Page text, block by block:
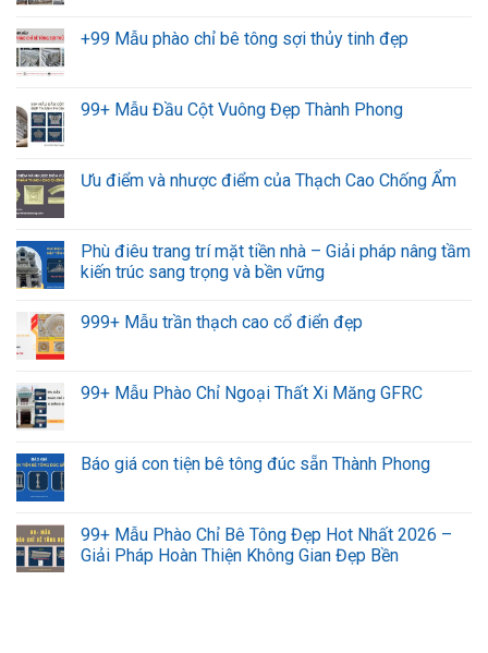
+99 Mẫu phào chỉ bê tông sợi thủy tinh đẹp
99+ Mẫu Đầu Cột Vuông Đẹp Thành Phong
Ưu điểm và nhược điểm của Thạch Cao Chống Ẩm
Phù điêu trang trí mặt tiền nhà – Giải pháp nâng tầm
kiến trúc sang trọng và bền vững
999+ Mẫu trần thạch cao cổ điển đẹp
99+ Mẫu Phào Chỉ Ngoại Thất Xi Măng GFRC
Báo giá con tiện bê tông đúc sẵn Thành Phong
99+ Mẫu Phào Chỉ Bê Tông Đẹp Hot Nhất 2026 –
Giải Pháp Hoàn Thiện Không Gian Đẹp Bền